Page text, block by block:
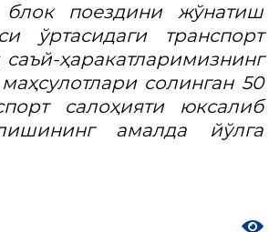
поездини жўнатиш
ўртасидаги транспорт
ҳаракатларимизнинг
солинган 50
салоҳияти юксалиб
амалда йўлга